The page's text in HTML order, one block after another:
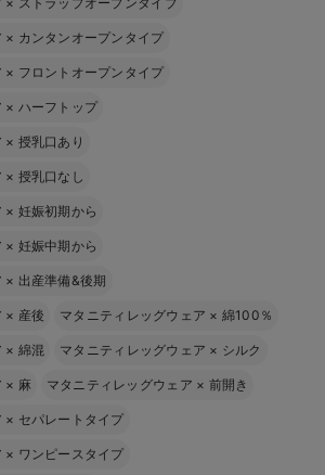
× カンタンオープンタイプ
× フロントオープンタイプ
× ハーフトップ
× 授乳口あり
× 授乳口なし
× 妊娠初期から
× 妊娠中期から
× 出産準備&後期
× 産後 マタニティレッグウェア × 綿100％
× 綿混 マタニティレッグウェア × シルク
× 麻 マタニティレッグウェア × 前開き
× セパレートタイプ
× ワンピースタイプ